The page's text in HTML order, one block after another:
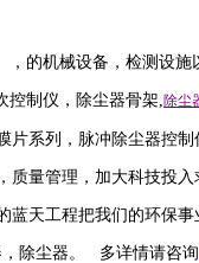
的机械设备，检测设
控制仪 ， 除尘器骨架,除尘
片系列，脉冲除尘器控制
量管理，加大科技投
天工程把我们的环保事
除尘器。 多详情请咨询